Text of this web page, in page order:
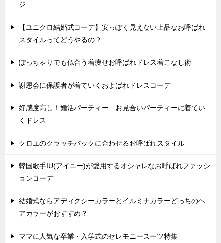
ジ
【ユニクロ結婚式コーデ】安っぽく見えない上品なお呼ばれ
スタイルってどうやるの？
ぽっちゃりでも似合う着痩せお呼ばれドレス着こなし術
謝恩会に保護者が着ていくおよばれドレスコーデ
好感度高し！婚活パーティー、お見合いパーティーに着てい
くドレス
クロエのクラッチバックに合わせるお呼ばれスタイル
韓国歌手IU(アイユー)が愛用するオシャレなお呼ばれファッシ
ョンコーデ
結婚式ならアディクシーカラーとイルミナカラーどっちのヘ
アカラーがおすすめ？
ママに人気な卒業・入学式のセレモニースーツ特集